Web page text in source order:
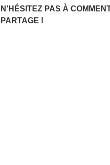
N'HÉSITEZ PAS À
PARTAGE !